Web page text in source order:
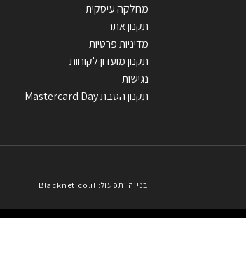
מחלקה עיסקית
תקנון אתר
מדיניות פרטיות
תקנון מועדון לקוחות
נגישות
תקנון הטבת Mastercard Day
בנייה ותפעול: Blacknet.co.il